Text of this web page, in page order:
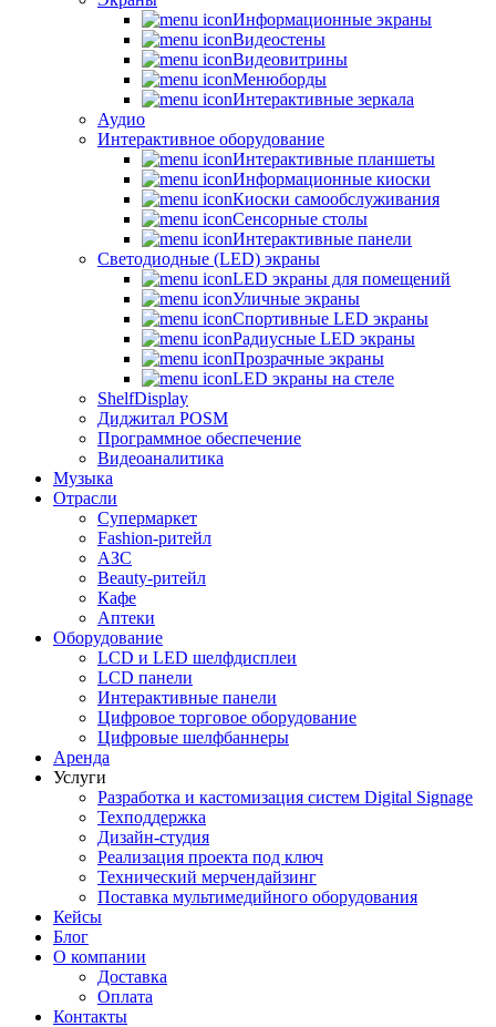
Информационные экраны
Видеостены
Видеовитрины
Менюборды
Интерактивные зеркала
Аудио
Интерактивное оборудование
Интерактивные планшеты
Информационные киоски
Киоски самообслуживания
Сенсорные столы
Интерактивные панели
Светодиодные (LED) экраны
LED экраны для помещений
Уличные экраны
Спортивные LED экраны
Радиусные LED экраны
Прозрачные экраны
LED экраны на стеле
ShelfDisplay
Диджитал POSM
Программное обеспечение
Видеоаналитика
Музыка
Отрасли
Супермаркет
Fashion-ритейл
АЗС
Beauty-ритейл
Кафе
Аптеки
Оборудование
LCD и LED шелфдисплеи
LCD панели
Интерактивные панели
Цифровое торговое оборудование
Цифровые шелфбаннеры
Аренда
Услуги
Разработка и кастомизация cистем Digital Signage
Техподдержка
Дизайн-студия
Реализация проекта под ключ
Технический мерчендайзинг
Поставка мультимедийного оборудования
Кейсы
Блог
О компании
Доставка
Оплата
Контакты